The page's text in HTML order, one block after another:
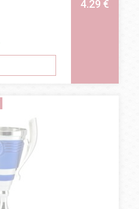
4.29 €